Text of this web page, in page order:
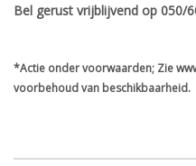
Bel gerust vrijblijvend op 050/
*Actie onder voorwaarden; Zie
voorbehoud van beschikbaarheid.